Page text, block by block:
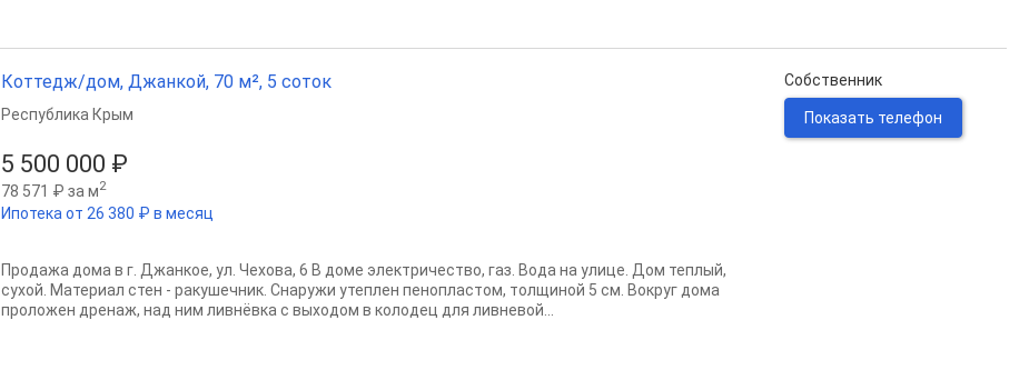
Коттедж/дом, Джанкой, 70 м², 5 соток
5 500 000 ₽
78 571 ₽ за м2
Ипотека от 26 380 ₽ в месяц
Республика Крым
Продажа дома в г. Джанкое, ул. Чехова, 6 В доме электричество, газ. Вода на улице. Дом теплый,
сухой. Материал стен - ракушечник. Снаружи утеплен пенопластом, толщиной 5 см. Вокруг дома
проложен дренаж, над ним ливнёвка с выходом в колодец для ливневой...
Собственник
Показать телефон